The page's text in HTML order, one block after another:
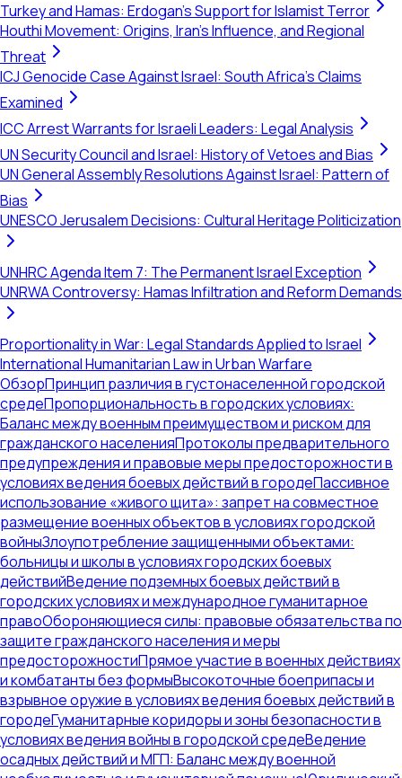
Turkey and Hamas: Erdogan's Support for Islamist Terror
Houthi Movement: Origins, Iran's Influence, and Regional
Threat
ICJ Genocide Case Against Israel: South Africa's Claims
Examined
ICC Arrest Warrants for Israeli Leaders: Legal Analysis
UN Security Council and Israel: History of Vetoes and Bias
UN General Assembly Resolutions Against Israel: Pattern of
Bias
UNESCO Jerusalem Decisions: Cultural Heritage Politicization
UNHRC Agenda Item 7: The Permanent Israel Exception
UNRWA Controversy: Hamas Infiltration and Reform Demands
Proportionality in War: Legal Standards Applied to Israel
International Humanitarian Law in Urban Warfare
ОбзорПринцип различия в густонаселенной городской
средеПропорциональность в городских условиях:
Баланс между военным преимуществом и риском для
гражданского населенияПротоколы предварительного
предупреждения и правовые меры предосторожности в
условиях ведения боевых действий в городеПассивное
использование «живого щита»: запрет на совместное
размещение военных объектов в условиях городской
войныЗлоупотребление защищенными объектами:
больницы и школы в условиях городских боевых
действийВедение подземных боевых действий в
городских условиях и международное гуманитарное
правоОбороняющиеся силы: правовые обязательства по
защите гражданского населения и меры
предосторожностиПрямое участие в военных действиях
и комбатанты без формыВысокоточные боеприпасы и
взрывное оружие в условиях ведения боевых действий в
городеГуманитарные коридоры и зоны безопасности в
условиях ведения войны в городской средеВедение
осадных действий и МГП: Баланс между военной